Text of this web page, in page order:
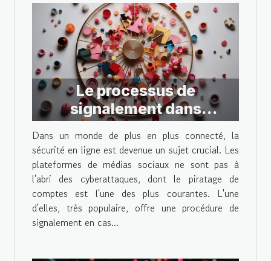
Le processus de
signalement dans
Instagram en cas de
piratage
Dans un monde de plus en plus connecté, la
sécurité en ligne est devenue un sujet crucial. Les
plateformes de médias sociaux ne sont pas à
l'abri des cyberattaques, dont le piratage de
comptes est l'une des plus courantes. L'une
d'elles, très populaire, offre une procédure de
signalement en cas...